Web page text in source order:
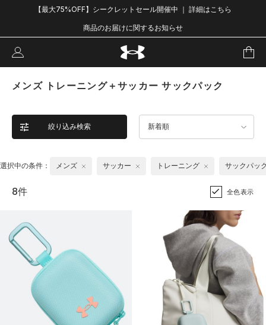
【最大75%OFF】シークレットセール開催中 ｜ 詳細はこちら
商品のお届けに関するお知らせ
メンズ トレーニング＋サッカー サックパック
絞り込み検索 新着順
選択中の条件： メンズ サッカー トレーニング サックパッ
8件 全色表示